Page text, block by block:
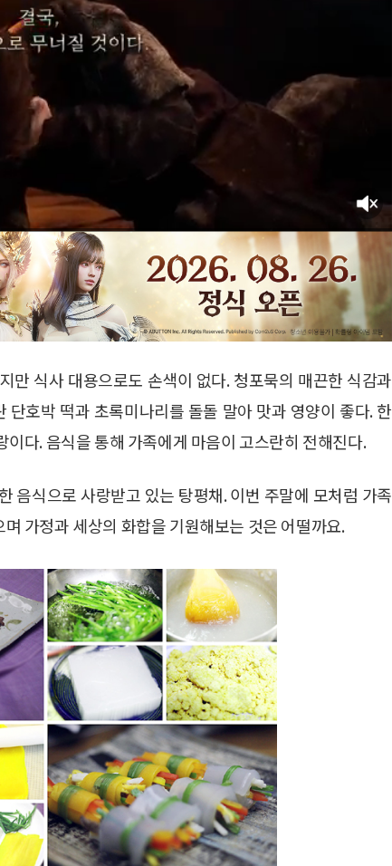
만 식사 대용으로도 손색이 없다. 청포묵의 매끈한 식감과
호박 떡과 초록미나리를 돌돌 말아 맛과 영양이 좋다. 한
다. 음식을 통해 가족에게 마음이 고스란히 전해진다.
음식으로 사랑받고 있는 탕평채. 이번 주말에 모처럼 가족
가정과 세상의 화합을 기원해보는 것은 어떨까요.